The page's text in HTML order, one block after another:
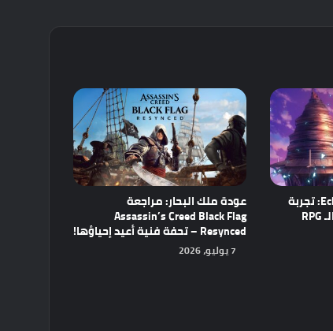
مراجعة Echoes of Aincrad: تجربة
واعدة تجمع بين تحدي الـ RPG
عودة ملك البحار: مراجعة
Assassin’s Creed Black Flag
Resynced – تحفة فنية أعيد إحياؤها!
7 يوليو، 2026